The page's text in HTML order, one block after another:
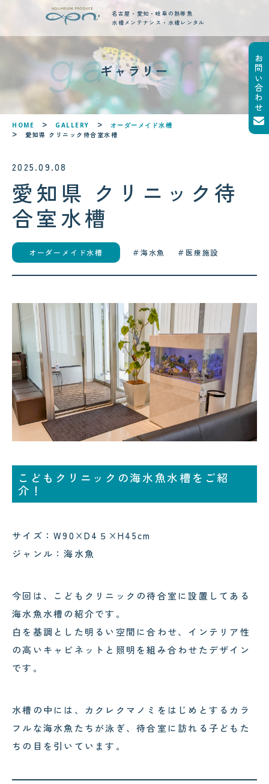
名古屋・愛知・岐阜の熱帯魚
水槽メンテナンス・水槽レンタル
new posts
最新ブログ記事
!
郡上・長良川で感じる夏の涼｜メ コクテンフグの意外な一面！海水
2026.08.04
サンゴが白くなる「白化現象」と
は？原因と対策をわかりやすく解
2026.08.03
可児市のクリニック様へ水槽メン
テナンス｜美しい水景を支える定
期メンテナンスの大切さ
お問い合わせ
ギャラリー
HOME GALLERY オーダーメイド水槽
愛知県 クリニック待合室水槽
2025.09.08
愛知県 クリニック待
合室水槽
オーダーメイド水槽 海水魚 医療施設
こどもクリニックの海水魚水槽をご紹
介！
サイズ：W90×D4５×H45cm
ジャンル：海水魚
今回は、こどもクリニックの待合室に設置してある
海水魚水槽の紹介です。
白を基調とした明るい空間に合わせ、インテリア性
の高いキャビネットと照明を組み合わせたデザイン
です。
水槽の中には、カクレクマノミをはじめとするカラ
フルな海水魚たちが泳ぎ、待合室に訪れる子どもた
ちの目を引いています。